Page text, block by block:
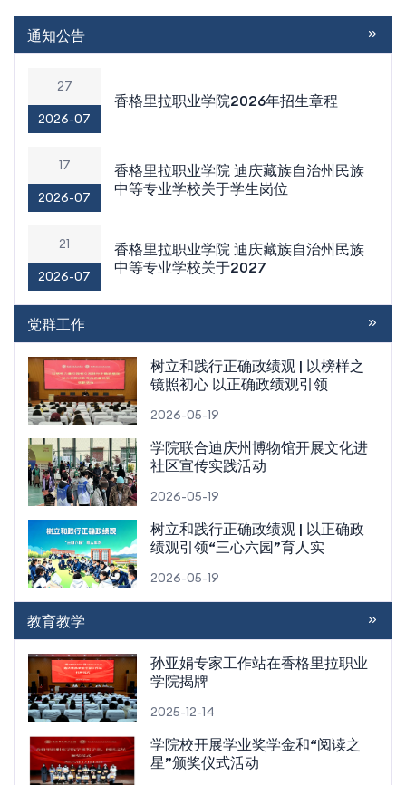
通知公告
27
2026-07
香格里拉职业学院2026年招生章程
17
2026-07
香格里拉职业学院 迪庆藏族自治州民族
中等专业学校关于学生岗位
21
2026-07
香格里拉职业学院 迪庆藏族自治州民族
中等专业学校关于2027
党群工作
树立和践行正确政绩观 | 以榜样之
镜照初心 以正确政绩观引领
2026-05-19
学院联合迪庆州博物馆开展文化进
社区宣传实践活动
2026-05-19
树立和践行正确政绩观 | 以正确政
绩观引领“三心六园”育人实
2026-05-19
教育教学
孙亚娟专家工作站在香格里拉职业
学院揭牌
2025-12-14
学院校开展学业奖学金和“阅读之
星”颁奖仪式活动